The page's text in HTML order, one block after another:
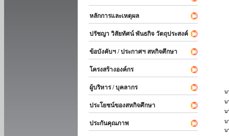
หลักการและเหตุผล
ปรัชญา วิสัยทัศน์ พันธกิจ วัตถุประสงค์
ข้อบังคับฯ / ประกาศฯ สหกิจศึกษา
โครงสร้างองค์กร
ผู้บริหาร / บุคลากร
ประโยชน์ของสหกิจศึกษา
ประกันคุณภาพ